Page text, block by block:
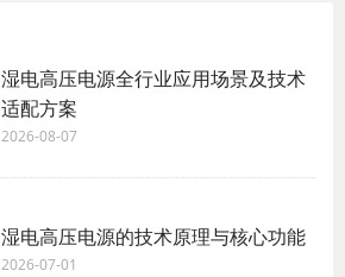
湿电高压电源全行业应用场景及技术
适配方案
2026-08-07
湿电高压电源的技术原理与核心功能
2026-07-01